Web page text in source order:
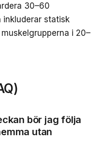
30–60
inkluderar statisk
i 20–
bör jag följa
utan